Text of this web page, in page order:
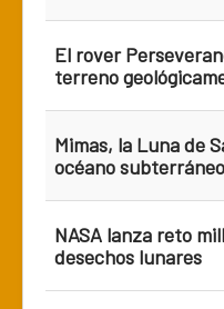
El rover
terreno
Mimas, la Luna de
océano subterráneo
NASA lanza reto
desechos lunares